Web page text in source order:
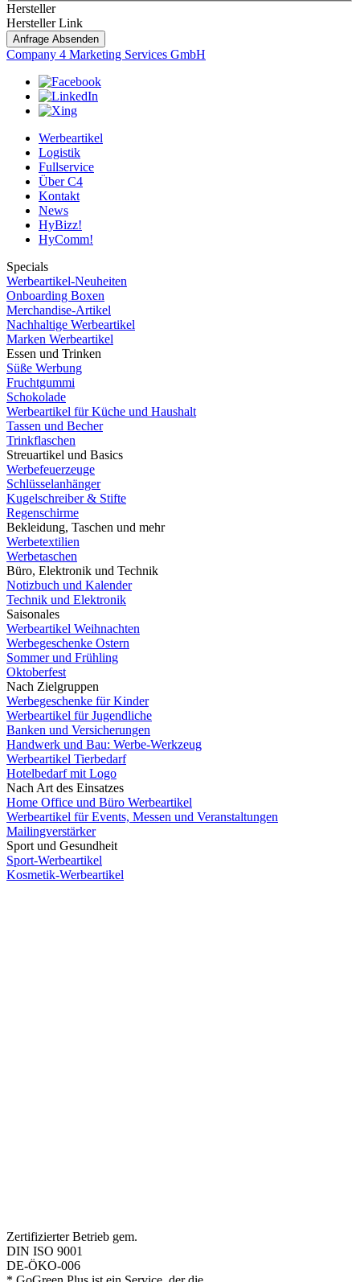
Hersteller
Hersteller Link
Anfrage Absenden
Company 4 Marketing Services GmbH
Werbeartikel
Logistik
Fullservice
Über C4
Kontakt
News
HyBizz!
HyComm!
Specials
Werbeartikel-Neuheiten
Onboarding Boxen
Merchandise-Artikel
Nachhaltige Werbeartikel
Marken Werbeartikel
Essen und Trinken
Süße Werbung
Fruchtgummi
Schokolade
Werbeartikel für Küche und Haushalt
Tassen und Becher
Trinkflaschen
Streuartikel und Basics
Werbefeuerzeuge
Schlüsselanhänger
Kugelschreiber & Stifte
Regenschirme
Bekleidung, Taschen und mehr
Werbetextilien
Werbetaschen
Büro, Elektronik und Technik
Notizbuch und Kalender
Technik und Elektronik
Saisonales
Werbeartikel Weihnachten
Werbegeschenke Ostern
Sommer und Frühling
Oktoberfest
Nach Zielgruppen
Werbegeschenke für Kinder
Werbeartikel für Jugendliche
Banken und Versicherungen
Handwerk und Bau: Werbe-Werkzeug
Werbeartikel Tierbedarf
Hotelbedarf mit Logo
Nach Art des Einsatzes
Home Office und Büro Werbeartikel
Werbeartikel für Events, Messen und Veranstaltungen
Mailingverstärker
Sport und Gesundheit
Sport-Werbeartikel
Kosmetik-Werbeartikel
Zertifizierter Betrieb gem.
DIN ISO 9001
DE-ÖKO-006